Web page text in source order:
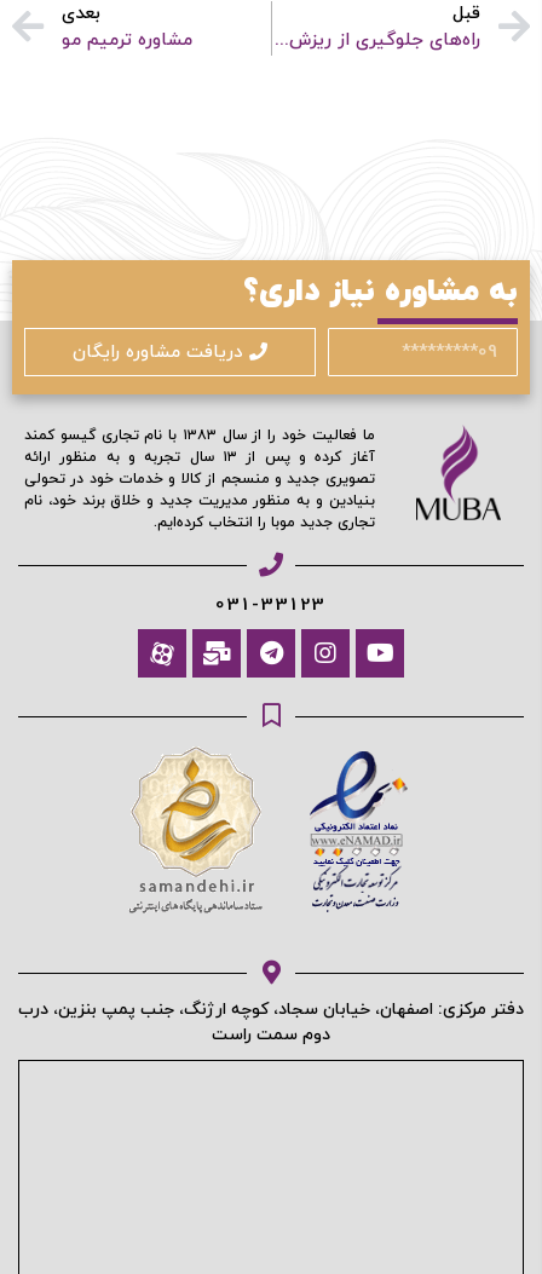
قبل
راه‌های جلوگیری از ریزش مو
بعدی
مشاوره ترمیم مو
به مشاوره نیاز داری؟
دریافت مشاوره رایگان
ما فعالیت خود را از سال ۱۳۸۳ با نام تجاری گیسو کمند
آغاز کرده و پس از ۱۳ سال تجربه و به منظور ارائه
تصویری جدید و منسجم از کالا و خدمات خود در تحولی
بنیادین و به منظور مدیریت جدید و خلاق برند خود، نام
تجاری جدید موبا را انتخاب کرده‌ایم.
031-33123
دفتر مرکزی: اصفهان، خیابان سجاد، کوچه ارژنگ، جنب پمپ بنزین، درب
دوم سمت راست